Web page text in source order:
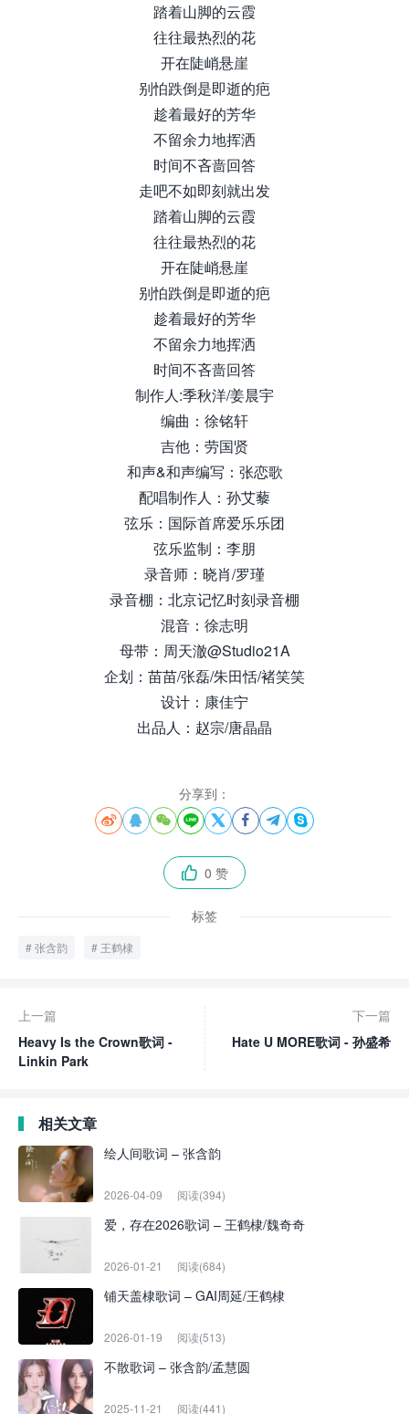
踏着山脚的云霞
往往最热烈的花
开在陡峭悬崖
别怕跌倒是即逝的疤
趁着最好的芳华
不留余力地挥洒
时间不吝啬回答
走吧不如即刻就出发
踏着山脚的云霞
往往最热烈的花
开在陡峭悬崖
别怕跌倒是即逝的疤
趁着最好的芳华
不留余力地挥洒
时间不吝啬回答
制作人:季秋洋/姜晨宇
编曲：徐铭轩
吉他：劳国贤
和声&和声编写：张恋歌
配唱制作人：孙艾藜
弦乐：国际首席爱乐乐团
弦乐监制：李朋
录音师：晓肖/罗瑾
录音棚：北京记忆时刻录音棚
混音：徐志明
母带：周天澈@Studio21A
企划：苗苗/张磊/朱田恬/褚笑笑
设计：康佳宁
出品人：赵宗/唐晶晶
分享到：
       
 0 赞
标签
张含韵 王鹤棣
上一篇
Heavy Is the Crown歌词 -
Linkin Park
下一篇
Hate U MORE歌词 - 孙盛希
相关文章
绘人间歌词 – 张含韵
2026-04-09 阅读(394)
爱，存在2026歌词 – 王鹤棣/魏奇奇
2026-01-21 阅读(684)
铺天盖棣歌词 – GAI周延/王鹤棣
2026-01-19 阅读(513)
不散歌词 – 张含韵/孟慧圆
2025-11-21 阅读(441)